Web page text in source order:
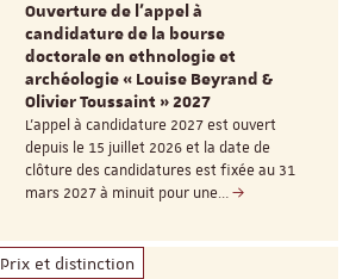
Ouverture de l'appel à
candidature de la bourse
doctorale en ethnologie et
archéologie « Louise Beyrand &
Olivier Toussaint » 2027
L’appel à candidature 2027 est ouvert
depuis le 15 juillet 2026 et la date de
clôture des candidatures est fixée au 31
mars 2027 à minuit pour une…
Prix et distinction